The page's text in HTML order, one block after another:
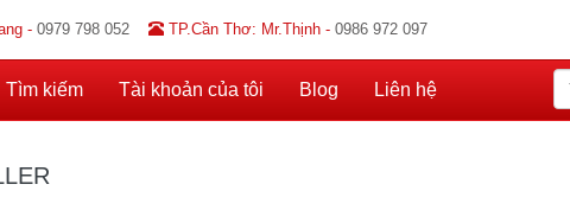
- 0979 798 052 TP.Cần Thơ: Mr.Thịnh - 0986 972 097
Tìm kiếm Tài khoản của tôi Blog Liên hệ